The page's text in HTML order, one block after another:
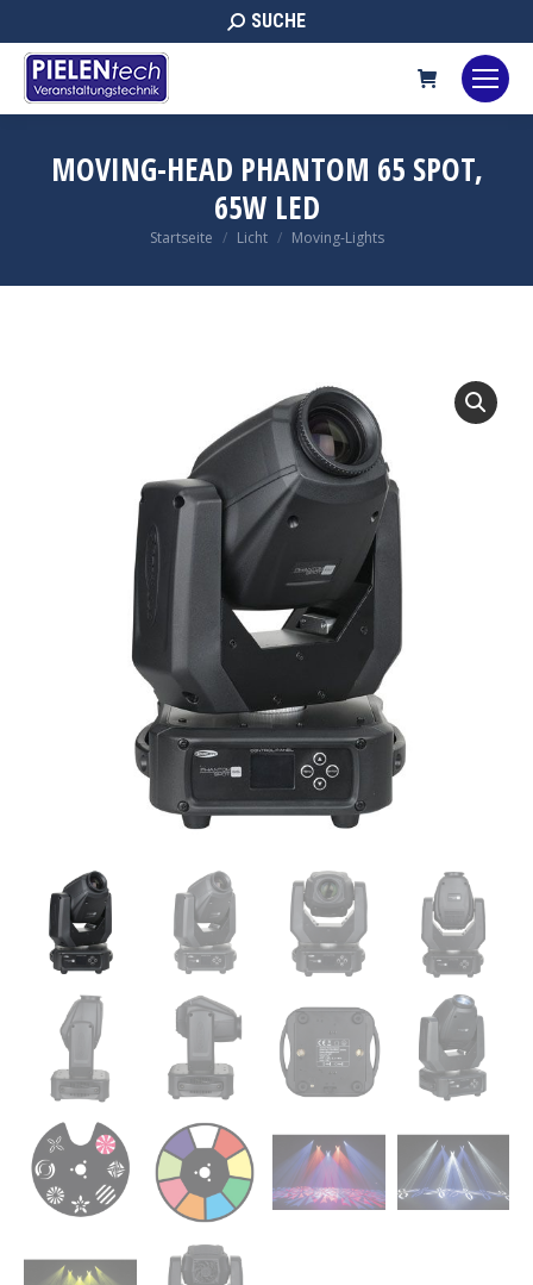
Search:
SUCHE
MOVING-HEAD PHANTOM 65 SPOT,
65W LED
Sie befinden sich hier:
Startseite Licht Moving-Lights